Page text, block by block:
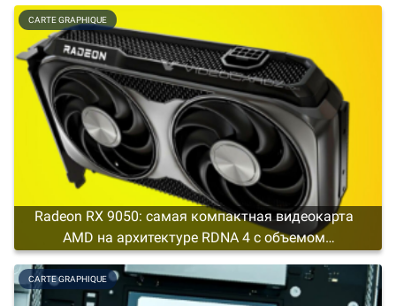
Radeon RX 9050: самая компактная видеокарта
AMD на архитектуре RDNA 4 с объемом
видеопамяти не менее 4 ГБ
CARTE GRAPHIQUE
CARTE GRAPHIQUE